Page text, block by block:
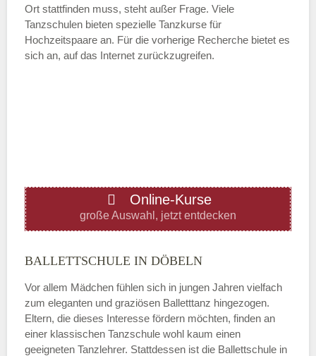
—
ÖFFNUNGSZEITEN HINZUFÜGEN
Donnerstag
—
ÖFFNUNGSZEITEN HINZUFÜGEN
Freitag
Ort stattfinden muss, steht außer Frage. Viele
Tanzschulen bieten spezielle Tanzkurse für
Hochzeitspaare an. Für die vorherige Recherche bietet es
sich an, auf das Internet zurückzugreifen.
Online-Kurse
große Auswahl, jetzt entdecken
BALLETTSCHULE IN DÖBELN
Vor allem Mädchen fühlen sich in jungen Jahren vielfach
zum eleganten und graziösen Balletttanz hingezogen.
Eltern, die dieses Interesse fördern möchten, finden an
einer klassischen Tanzschule wohl kaum einen
geeigneten Tanzlehrer. Stattdessen ist die Ballettschule in